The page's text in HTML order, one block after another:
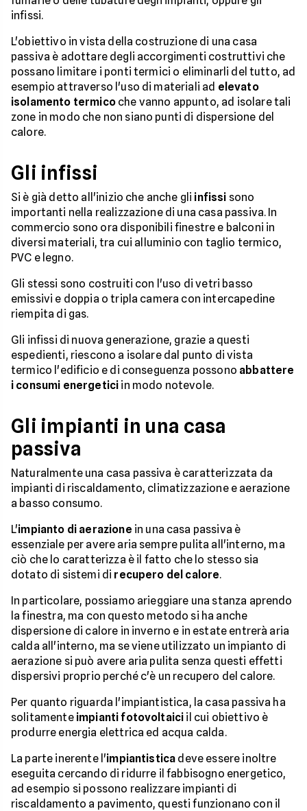
infissi.
L'obiettivo in vista della costruzione di una casa
passiva è adottare degli accorgimenti costruttivi che
possano limitare i ponti termici o eliminarli del tutto, ad
esempio attraverso l'uso di materiali ad elevato
isolamento termicoche vanno appunto, ad isolare tali
zone in modo che non siano punti di dispersione del
calore.
Gli infissi
Si è già detto all'inizio che anche gli infissi sono
importanti nella realizzazione di una casa passiva. In
commercio sono ora disponibili finestre e balconi in
diversi materiali, tra cui alluminio con taglio termico,
PVC e legno.
Gli stessi sono costruiti con l'uso di vetri basso
emissivi e doppia o tripla camera con intercapedine
riempita di gas.
Gli infissi di nuova generazione, grazie a questi
espedienti, riescono a isolare dal punto di vista
termico l'edificio e di conseguenza possono abbattere
i consumi energetici in modo notevole.
Gli impianti in una casa
passiva
Naturalmente una casa passiva è caratterizzata da
impianti di riscaldamento, climatizzazione e aerazione
a basso consumo.
L'impianto di aerazione in una casa passiva è
essenziale per avere aria sempre pulita all'interno, ma
ciò che lo caratterizza è il fatto che lo stesso sia
dotato di sistemi di recupero del calore.
In particolare, possiamo arieggiare una stanza aprendo
la finestra, ma con questo metodo si ha anche
dispersione di calore in inverno e in estate entrerà aria
calda all'interno, ma se viene utilizzato un impianto di
aerazione si può avere aria pulita senza questi effetti
dispersivi proprio perché c'è un recupero del calore.
Per quanto riguarda l'impiantistica, la casa passiva ha
solitamente impianti fotovoltaici il cui obiettivo è
produrre energia elettrica ed acqua calda.
La parte inerente l'impiantistica deve essere inoltre
eseguita cercando di ridurre il fabbisogno energetico,
ad esempio si possono realizzare impianti di
riscaldamento a pavimento, questi funzionano con il